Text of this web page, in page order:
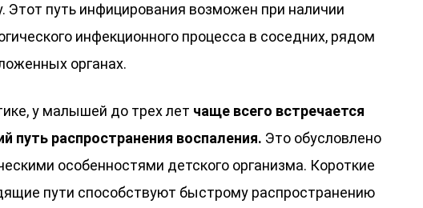
Этот путь инфицирования возможен при наличии
инфекционного процесса в соседних, рядом
органах.
у малышей до трех лет чаще всего встречается
путь распространения воспаления. Это обусловлено
особенностями детского организма. Короткие
пути способствуют быстрому распространению